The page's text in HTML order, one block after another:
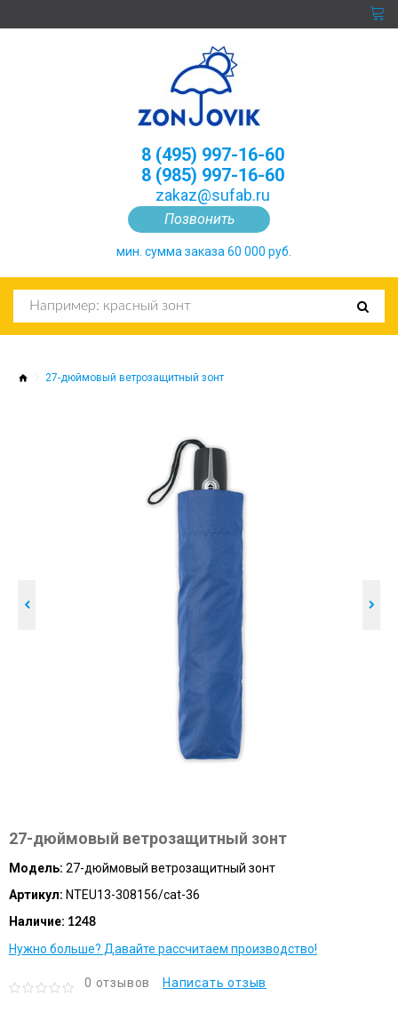
Позвонить
8 (495) 997-16-60
8 (985) 997-16-60
zakaz@sufab.ru
мин. сумма заказа 60 000 руб.
27-дюймовый ветрозащитный зонт
27-дюймовый ветрозащитный зонт
Модель: 27-дюймовый ветрозащитный зонт
Артикул: NTEU13-308156/cat-36
Наличие: 1248
Нужно больше? Давайте рассчитаем производство!
0 отзывов Написать отзыв